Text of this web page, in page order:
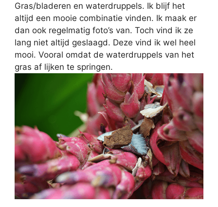
Gras/bladeren en waterdruppels. Ik blijf het
altijd een mooie combinatie vinden. Ik maak er
dan ook regelmatig foto’s van. Toch vind ik ze
lang niet altijd geslaagd. Deze vind ik wel heel
mooi. Vooral omdat de waterdruppels van het
gras af lijken te springen.